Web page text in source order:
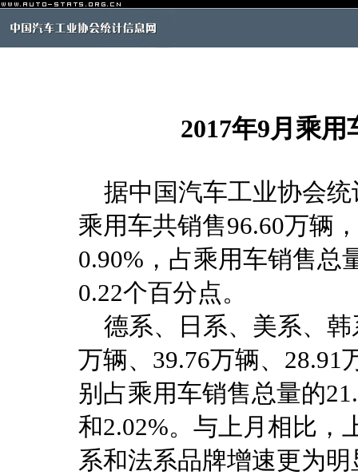
2017年9月乘
据中国汽车工业协会统
乘用车共销售96.60万辆
0.90%，占乘用车销售总
0.22个百分点。
德系、日系、美系、韩
万辆、39.76万辆、28.91
别占乘用车销售总量的
和2.02%。与上月相比，
系和法系品牌增速更为明